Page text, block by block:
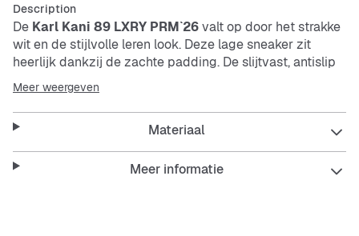
Description
De Karl Kani 89 LXRY PRM`26valt op door het strakke
wit en de stijlvolle leren look. Deze lage sneaker zit
heerlijk dankzij de zachte padding. De slijtvast, antislip
en schokabsorberende zool zorgt voor duurzaamheid en
stabiliteit. Perfect voor jouw relaxte outfit.
Meer weergeven
Materiaal
Meer informatie